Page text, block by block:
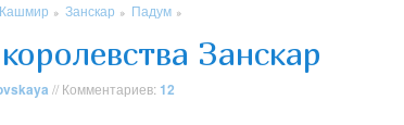
содержимому
содержимому
» Занскар » Падум »
Занскар
// Комментариев: 12